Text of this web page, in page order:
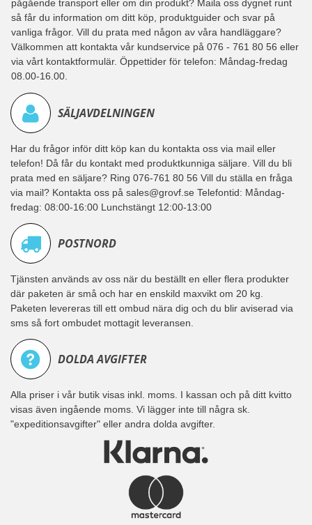
pågående transport eller om din produkt? Maila oss dygnet runt
så får du information om ditt köp, produktguider och svar på
vanliga frågor. Vill du prata med någon av våra handläggare?
Välkommen att kontakta vår kundservice på 076 - 761 80 56 eller
via vårt kontaktformulär. Öppettider för telefon: Måndag-fredag
08.00-16.00.
SÄLJAVDELNINGEN
Har du frågor inför ditt köp kan du kontakta oss via mail eller
telefon! Då får du kontakt med produktkunniga säljare. Vill du bli
prata med en säljare? Ring 076-761 80 56 Vill du ställa en fråga
via mail? Kontakta oss på sales@grovf.se Telefontid: Måndag-
fredag: 08:00-16:00 Lunchstängt 12:00-13:00
POSTNORD
Tjänsten används av oss när du beställt en eller flera produkter
där paketen är små och har en enskild maxvikt om 20 kg.
Paketen levereras till ett ombud nära dig och du blir aviserad via
sms så fort ombudet mottagit leveransen.
DOLDA AVGIFTER
Alla priser i vår butik visas inkl. moms. I kassan och på ditt kvitto
visas även ingående moms. Vi lägger inte till några sk.
"expeditionsavgifter" eller andra dolda avgifter.